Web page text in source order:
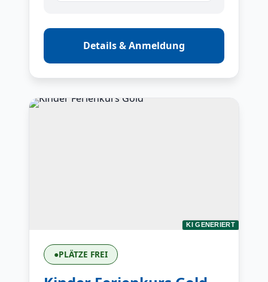
Details & Anmeldung
KI GENERIERT
●PLÄTZE FREI